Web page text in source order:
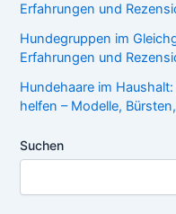
Erfahrungen und
Hundegruppen im
Erfahrungen und
Hundehaare im
helfen – Modelle,
Suchen